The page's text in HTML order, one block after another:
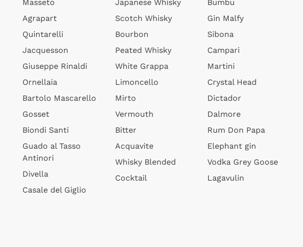
Masseto
Agrapart
Quintarelli
Jacquesson
Giuseppe Rinaldi
Ornellaia
Bartolo Mascarello
Gosset
Biondi Santi
Guado al Tasso
Antinori
Divella
Casale del Giglio
Japanese Whisky
Scotch Whisky
Bourbon
Peated Whisky
White Grappa
Limoncello
Mirto
Vermouth
Bitter
Acquavite
Whisky Blended
Cocktail
Bumbu
Gin Malfy
Sibona
Campari
Martini
Crystal Head
Dictador
Dalmore
Rum Don Papa
Elephant gin
Vodka Grey Goose
Lagavulin